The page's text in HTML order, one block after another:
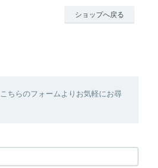
ショップへ戻る
ちらのフォームよりお気軽にお尋